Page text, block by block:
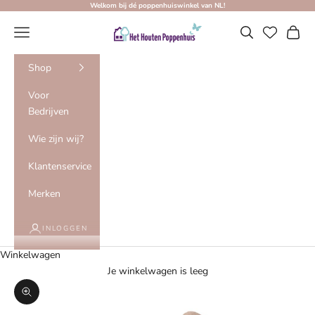
Welkom bij dé poppenhuiswinkel van NL!
Het Houten Poppenhuis
Menu Zoeken
Shop
Voor
Bedrijven
Wie zijn wij?
Klantenservice
Merken
INLOGGEN
Winkelwagen
Je winkelwagen is leeg
In-/uitzoomen